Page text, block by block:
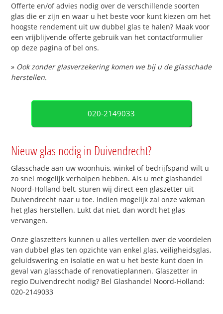
Offerte en/of advies nodig over de verschillende soorten
glas die er zijn en waar u het beste voor kunt kiezen om het
hoogste rendement uit uw dubbel glas te halen? Maak voor
een vrijblijvende offerte gebruik van het contactformulier
op deze pagina of bel ons.
» Ook zonder glasverzekering komen we bij u de glasschade
herstellen.
020-2149033
Nieuw glas nodig in Duivendrecht?
Glasschade aan uw woonhuis, winkel of bedrijfspand wilt u
zo snel mogelijk verholpen hebben. Als u met glashandel
Noord-Holland belt, sturen wij direct een glaszetter uit
Duivendrecht naar u toe. Indien mogelijk zal onze vakman
het glas herstellen. Lukt dat niet, dan wordt het glas
vervangen.
Onze glaszetters kunnen u alles vertellen over de voordelen
van dubbel glas ten opzichte van enkel glas, veiligheidsglas,
geluidswering en isolatie en wat u het beste kunt doen in
geval van glasschade of renovatieplannen. Glaszetter in
regio Duivendrecht nodig? Bel Glashandel Noord-Holland:
020-2149033